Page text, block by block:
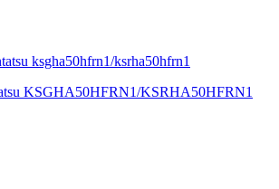
KSGHA50HFRN1/KSRHA50HFRN1